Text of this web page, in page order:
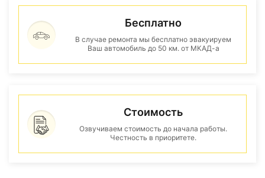
Бесплатно
В случае ремонта мы бесплатно эвакуируем
Ваш автомобиль до 50 км. от МКАД-а
Стоимость
Озвучиваем стоимость до начала работы.
Честность в приоритете.